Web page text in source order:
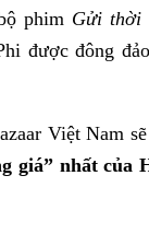
phim Gửi thời
được đông
Việt Nam
giá” nhất của